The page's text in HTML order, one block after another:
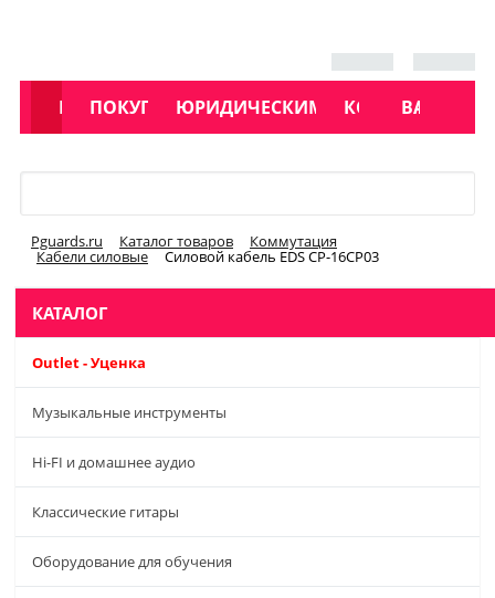
АКЦИИ
КАТАЛОГ
ПОКУПАТЕЛЯМЮРИДИЧЕСКИМ ЛИЦАМКОНТАКТЫ
УСЛУГИ
Pguards.ru Каталог товаров Коммутация
Кабели силовые Силовой кабель EDS CP-16CP03
КАТАЛОГ
Outlet - Уценка
Музыкальные инструменты
Hi-FI и домашнее аудио
Классические гитары
Оборудование для обучения